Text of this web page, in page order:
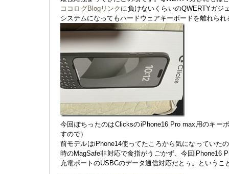
ココログBlogリンク に負けないくらいのQWERTYガジ
システムになってもハードウェアキーボードを離れら
今回ぽちったのはClicksのiPhone16 Pro max用のキー
すので）
前モデルはiPhone14使ってたころから気になっていた
時のMagSafe非対応で食指がうごかず、今回iPhone16
充電ポートのUSBCのデータ通信対応だとぅ。というこ